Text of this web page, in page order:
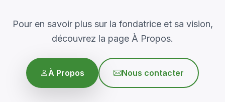
Pour en savoir plus sur la fondatrice et sa vision,
découvrez la page À Propos.
À Propos Nous contacter